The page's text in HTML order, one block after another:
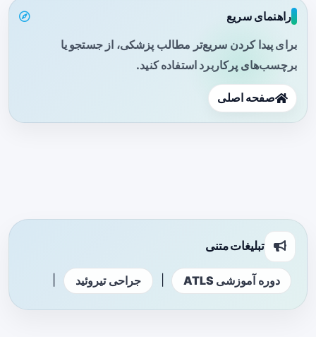
راهنمای سریع
برای پیدا کردن سریع‌تر مطالب پزشکی، از جستجو یا
برچسب‌های پرکاربرد استفاده کنید.
صفحه اصلی
تبلیغات متنی
دوره آموزشی ATLS جراحی تیروئید